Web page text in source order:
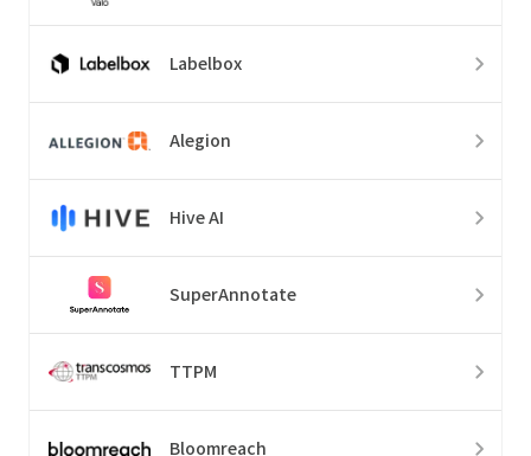
Labelbox
Alegion
Hive AI
SuperAnnotate
TTPM
Bloomreach